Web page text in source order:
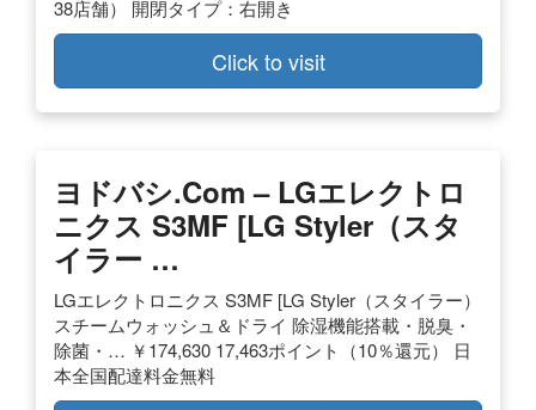
38店舗） 開閉タイプ：右開き
Click to visit
ヨドバシ.com – LGエレクトロ
ニクス S3MF [LG Styler（スタ
イラー …
LGエレクトロニクス S3MF [LG Styler（スタイラー）
スチームウォッシュ＆ドライ 除湿機能搭載・脱臭・
除菌・… ￥174,630 17,463ポイント（10％還元） 日
本全国配達料金無料